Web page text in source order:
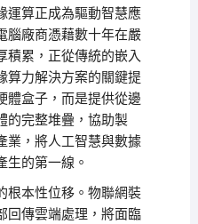
運算正成為驅動智慧應
腦廠商憑藉數十年在嚴
積累，正從傳統的嵌入
算力解決方案的關鍵提
體盒子，而是提供從邊
的完整堆疊，協助製
業，將人工智慧與數據
生的第一線。
根本性位移。物聯網裝
回傳雲端處理，將面臨